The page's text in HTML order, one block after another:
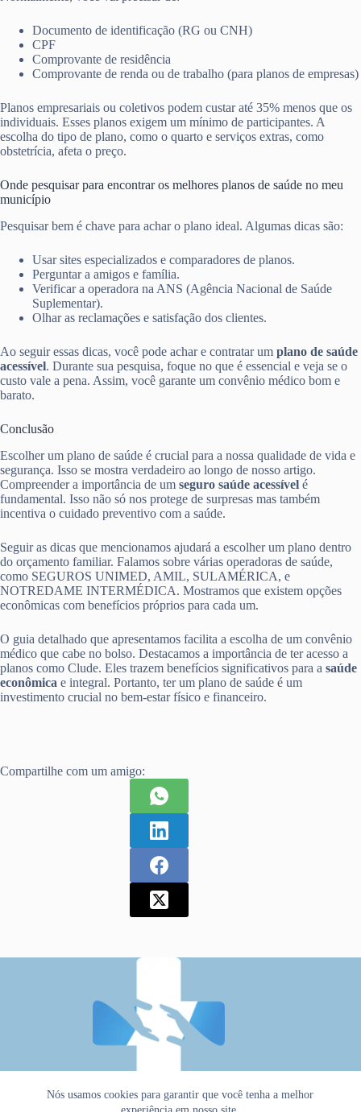
Nós usamos cookies para garantir que você tenha a melhor
Documento de identificação (RG ou CNH)
CPF
Comprovante de residência
Comprovante de renda ou de trabalho (para planos de empresas)
Planos empresariais ou coletivos podem custar até 35% menos que os
individuais. Esses planos exigem um mínimo de participantes. A
escolha do tipo de plano, como o quarto e serviços extras, como
obstetrícia, afeta o preço.
Onde pesquisar para encontrar os melhores planos de saúde no meu
município
Pesquisar bem é chave para achar o plano ideal. Algumas dicas são:
Usar sites especializados e comparadores de planos.
Perguntar a amigos e família.
Verificar a operadora na ANS (Agência Nacional de Saúde
Suplementar).
Olhar as reclamações e satisfação dos clientes.
Ao seguir essas dicas, você pode achar e contratar um plano de saúde
acessível. Durante sua pesquisa, foque no que é essencial e veja se o
custo vale a pena. Assim, você garante um convênio médico bom e
barato.
Conclusão
Escolher um plano de saúde é crucial para a nossa qualidade de vida e
segurança. Isso se mostra verdadeiro ao longo de nosso artigo.
Compreender a importância de um seguro saúde acessível é
fundamental. Isso não só nos protege de surpresas mas também
incentiva o cuidado preventivo com a saúde.
Seguir as dicas que mencionamos ajudará a escolher um plano dentro
do orçamento familiar. Falamos sobre várias operadoras de saúde,
como SEGUROS UNIMED, AMIL, SULAMÉRICA, e
NOTREDAME INTERMÉDICA. Mostramos que existem opções
econômicas com benefícios próprios para cada um.
O guia detalhado que apresentamos facilita a escolha de um convênio
médico que cabe no bolso. Destacamos a importância de ter acesso a
planos como Clude. Eles trazem benefícios significativos para a saúde
econômica e integral. Portanto, ter um plano de saúde é um
investimento crucial no bem-estar físico e financeiro.
Compartilhe com um amigo: